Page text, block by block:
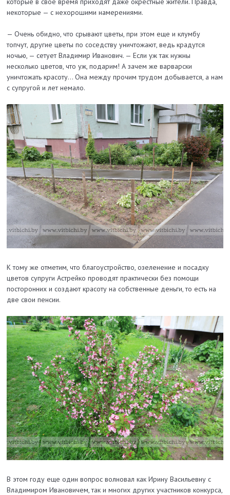
некоторые — с нехорошими намерениями.
— Очень обидно, что срывают цветы, при этом еще и клумбу
топчут, другие цветы по соседству уничтожают, ведь крадутся
ночью, — сетует Владимир Иванович. — Если уж так нужны
несколько цветов, что уж, подарим! А зачем же варварски
уничтожать красоту... Она между прочим трудом добывается, а нам
с супругой и лет немало.
К тому же отметим, что благоустройство, озеленение и посадку
цветов супруги Астрейко проводят практически без помощи
посторонних и создают красоту на собственные деньги, то есть на
две свои пенсии.
В этом году еще один вопрос волновал как Ирину Васильевну с
Владимиром Ивановичем, так и многих других участников конкурса,